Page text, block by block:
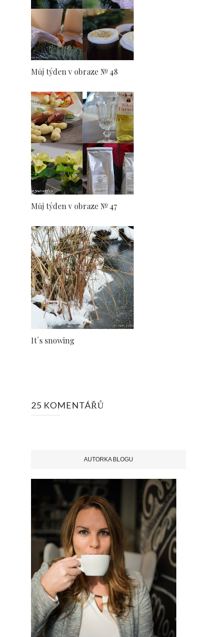
Můj týden v obraze № 48
Můj týden v obraze № 47
It´s snowing
25 KOMENTÁŘŮ
AUTORKA BLOGU